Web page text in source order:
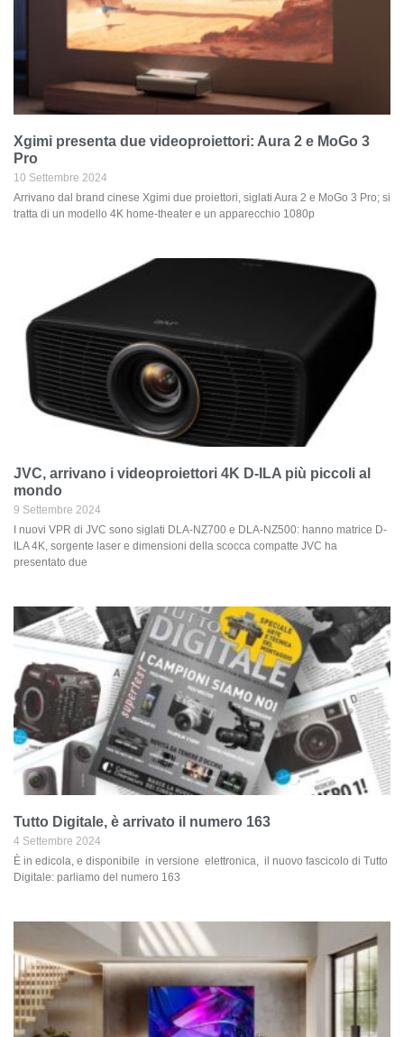
Xgimi presenta due videoproiettori: Aura 2 e MoGo 3
Pro
10 Settembre 2024
Arrivano dal brand cinese Xgimi due proiettori, siglati Aura 2 e MoGo 3 Pro; si
tratta di un modello 4K home-theater e un apparecchio 1080p
JVC, arrivano i videoproiettori 4K D-ILA più piccoli al
mondo
9 Settembre 2024
I nuovi VPR di JVC sono siglati DLA-NZ700 e DLA-NZ500: hanno matrice D-
ILA 4K, sorgente laser e dimensioni della scocca compatte JVC ha
presentato due
Tutto Digitale, è arrivato il numero 163
4 Settembre 2024
È in edicola, e disponibile in versione elettronica, il nuovo fascicolo di Tutto
Digitale: parliamo del numero 163